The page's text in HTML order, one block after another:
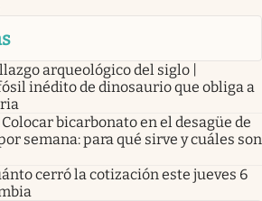
arqueológico del siglo |
inédito de dinosaurio que obliga a
Colocar bicarbonato en el desagüe de
semana: para qué sirve y cuáles son
cerró la cotización este jueves 6